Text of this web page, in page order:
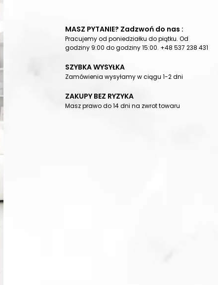
MASZ PYTANIE? Zadzwoń do nas :
Pracujemy od poniedziałku do piątku. Od
godziny 9:00 do godziny 15:00. +48 537 238 431
SZYBKA WYSYŁKA
Zamówienia wysyłamy w ciągu 1-2 dni
ZAKUPY BEZ RYZYKA
Masz prawo do 14 dni na zwrot towaru